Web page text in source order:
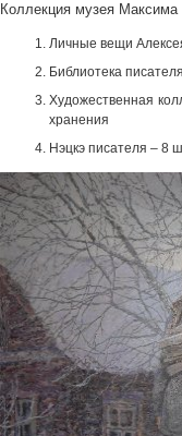
Коллекция музея Максима
Личные вещи
Библиотека
Художественная
хранения
Нэцкэ писателя – 8